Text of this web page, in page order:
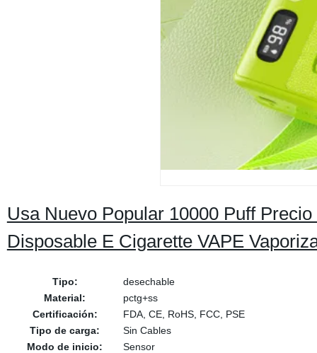
Usa Nuevo Popular 10000 Puff
Disposable E Cigarette VAPE
Tipo:
desechable
Material:
pctg+ss
Certificación:
FDA, CE, RoHS, FCC, PSE
Tipo de carga:
Sin Cables
Modo de inicio:
Sensor